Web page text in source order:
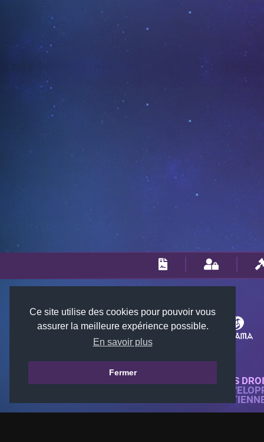
Ce site utilise des cookies pour pouvoir vous
assurer la meilleure expérience possible.
En savoir plus
Fermer
© 2018-2026 KTARENA. TOUS
SITE WEB ENTIÈREMENT
TOUTES LES IMAGES